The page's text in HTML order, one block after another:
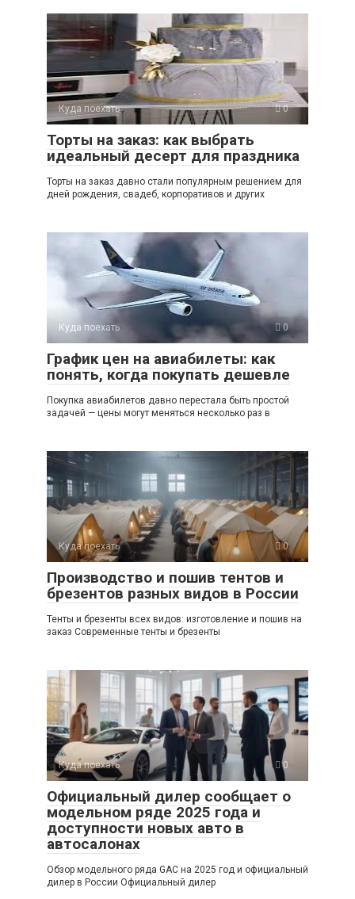
Куда поехать 0
Торты на заказ: как выбрать
идеальный десерт для праздника
Торты на заказ давно стали популярным решением для
дней рождения, свадеб, корпоративов и других
Куда поехать 0
График цен на авиабилеты: как
понять, когда покупать дешевле
Покупка авиабилетов давно перестала быть простой
задачей — цены могут меняться несколько раз в
Куда поехать 0
Производство и пошив тентов и
брезентов разных видов в России
Тенты и брезенты всех видов: изготовление и пошив на
заказ Современные тенты и брезенты
Куда поехать 0
Официальный дилер сообщает о
модельном ряде 2025 года и
доступности новых авто в
автосалонах
Обзор модельного ряда GAC на 2025 год и официальный
дилер в России Официальный дилер